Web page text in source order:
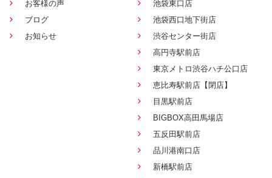
お客様の声
ブログ
お知らせ
池袋東口店
池袋西口地下街店
渋谷センター街店
高円寺駅前店
東京メトロ渋谷ハチ公口店
恵比寿駅前店【閉店】
目黒駅前店
BIGBOX高田馬場店
五反田駅前店
品川港南口店
新橋駅前店